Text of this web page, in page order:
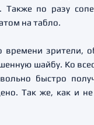
по разу
на табло.
времени зрители,
шайбу. Ко
быстро
Так же, как и не